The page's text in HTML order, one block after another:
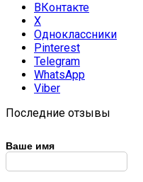
ВКонтакте
X
Одноклассники
Pinterest
Telegram
WhatsApp
Viber
Последние отзывы
Ваше имя